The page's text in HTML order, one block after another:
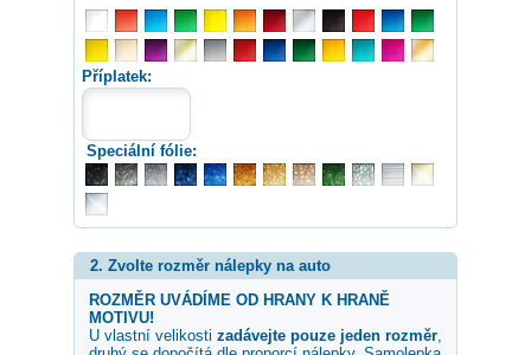
Příplatek:
Speciální fólie:
2. Zvolte rozměr nálepky na auto
ROZMĚR UVÁDÍME OD HRANY K HRANĚ
MOTIVU!
U vlastní velikosti zadávejte pouze jeden rozměr,